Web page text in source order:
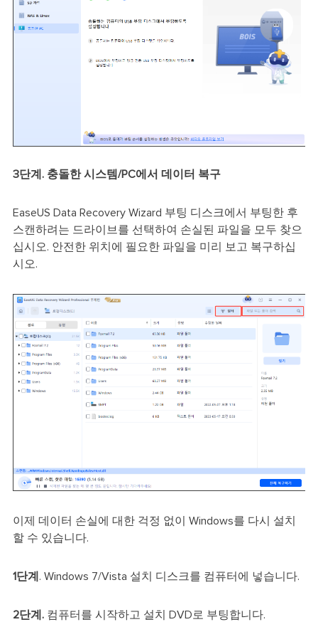
3단계. 충돌한 시스템/PC에서 데이터 복구
EaseUS Data Recovery Wizard 부팅 디스크에서 부팅한 후
스캔하려는 드라이브를 선택하여 손실된 파일을 모두 찾으
십시오. 안전한 위치에 필요한 파일을 미리 보고 복구하십
시오.
이제 데이터 손실에 대한 걱정 없이 Windows를 다시 설치
할 수 있습니다.
1단계 . Windows 7/Vista 설치 디스크를 컴퓨터에 넣습니다.
2단계. 컴퓨터를 시작하고 설치 DVD로 부팅합니다.